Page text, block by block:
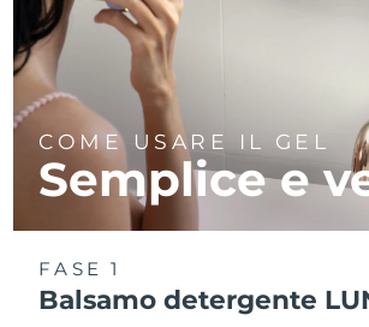
COME USARE IL GEL
Semplice e
FASE 1
Balsamo detergente
Regno Unito
Stati Uniti
Uzbekistan